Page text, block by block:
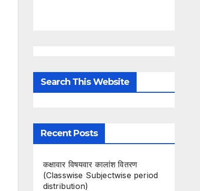
Search This Website
Recent Posts
कक्षावार विषयवार कालांश वितरण
(Classwise Subjectwise period
distribution)